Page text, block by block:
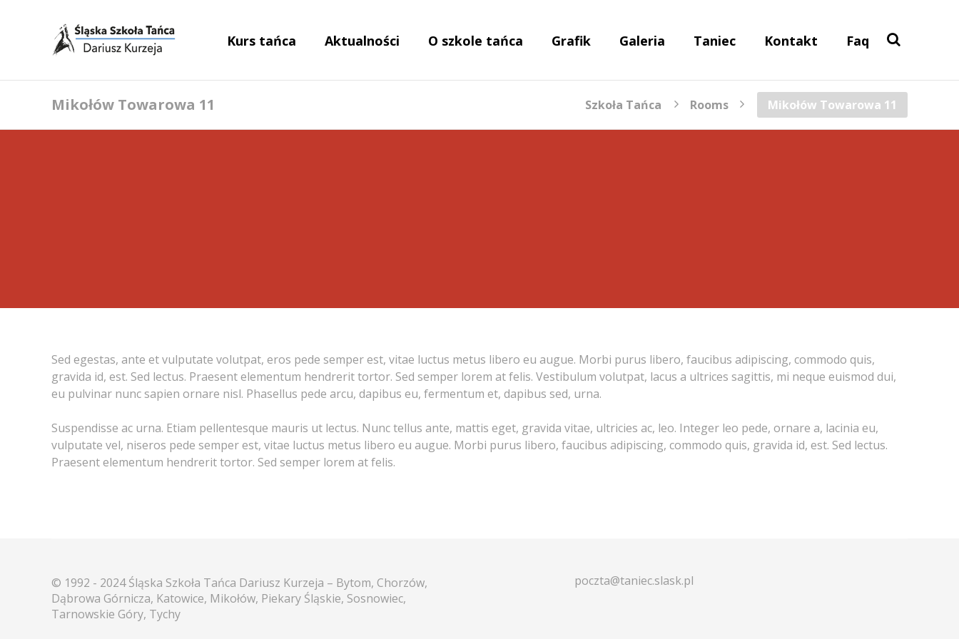
Kurs tańca Aktualności O szkole tańca Grafik Galeria Taniec Kontakt Faq
Mikołów Towarowa 11 Szkoła Tańca Rooms Mikołów Towarowa 11
Sed egestas, ante et vulputate volutpat, eros pede semper est, vitae luctus metus libero eu augue. Morbi purus libero, faucibus adipiscing, commodo quis,
gravida id, est. Sed lectus. Praesent elementum hendrerit tortor. Sed semper lorem at felis. Vestibulum volutpat, lacus a ultrices sagittis, mi neque euismod dui,
eu pulvinar nunc sapien ornare nisl. Phasellus pede arcu, dapibus eu, fermentum et, dapibus sed, urna.
Suspendisse ac urna. Etiam pellentesque mauris ut lectus. Nunc tellus ante, mattis eget, gravida vitae, ultricies ac, leo. Integer leo pede, ornare a, lacinia eu,
vulputate vel, niseros pede semper est, vitae luctus metus libero eu augue. Morbi purus libero, faucibus adipiscing, commodo quis, gravida id, est. Sed lectus.
Praesent elementum hendrerit tortor. Sed semper lorem at felis.
© 1992 - 2024 Śląska Szkoła Tańca Dariusz Kurzeja – Bytom, Chorzów,
Dąbrowa Górnicza, Katowice, Mikołów, Piekary Śląskie, Sosnowiec,
Tarnowskie Góry, Tychy
poczta@taniec.slask.pl